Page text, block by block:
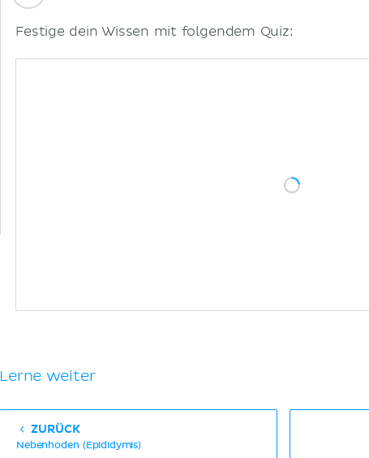
Festige dein Wissen mit folgendem Quiz:
Lerne weiter
ZURÜCK
Nebenhoden (Epididymis)